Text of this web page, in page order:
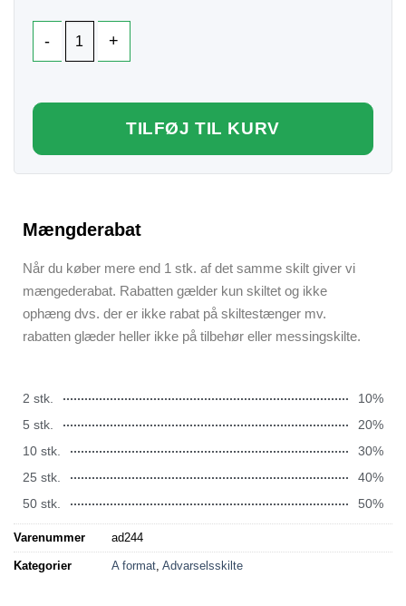
TILFØJ TIL KURV
Mængderabat
Når du køber mere end 1 stk. af det samme skilt giver vi
mængederabat. Rabatten gælder kun skiltet og ikke
ophæng dvs. der er ikke rabat på skiltestænger mv.
rabatten glæder heller ikke på tilbehør eller messingskilte.
2 stk.
10%
5 stk.
20%
10 stk.
30%
25 stk.
40%
50 stk.
50%
Varenummer ad244
Kategorier A format Advarselsskilte